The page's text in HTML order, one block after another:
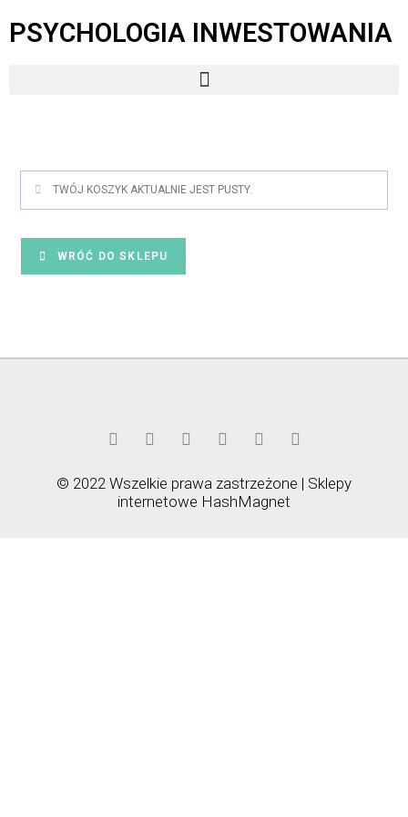
PSYCHOLOGIA INWESTOWANIA
TWÓJ KOSZYK AKTUALNIE JEST PUSTY.
WRÓĆ DO SKLEPU
© 2022 Wszelkie prawa zastrzeżone | Sklepy
internetowe HashMagnet